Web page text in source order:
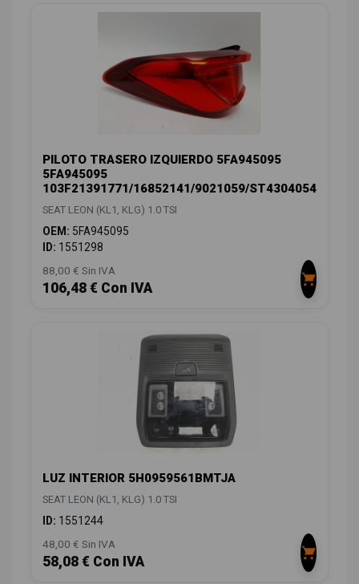
PILOTO TRASERO IZQUIERDO 5FA945095
5FA945095
103F21391771/16852141/9021059/ST4304054
SEAT LEON (KL1, KLG) 1.0 TSI
OEM: 5FA945095
ID: 1551298
88,00 € Sin IVA
106,48 € Con IVA
LUZ INTERIOR 5H0959561BMTJA
SEAT LEON (KL1, KLG) 1.0 TSI
ID: 1551244
48,00 € Sin IVA
58,08 € Con IVA